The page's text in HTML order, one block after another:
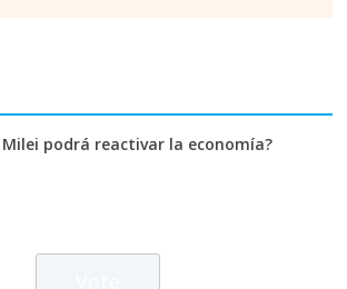
Milei podrá reactivar la economía?